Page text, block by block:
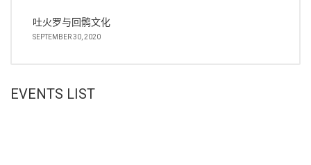
吐火罗与回鹘文化
SEPTEMBER 30, 2020
EVENTS LIST